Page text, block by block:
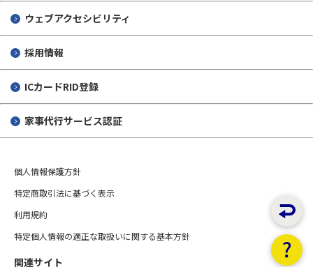
IEC/SyC AAL（Active Assisted Living：自立生活支援）
ウェブアクセシビリティ
採用情報
ICカードRID登録
家事代行サービス認証
個人情報保護方針
特定商取引法に基づく表示
利用規約
特定個人情報の適正な取扱いに関する基本方針
関連サイト